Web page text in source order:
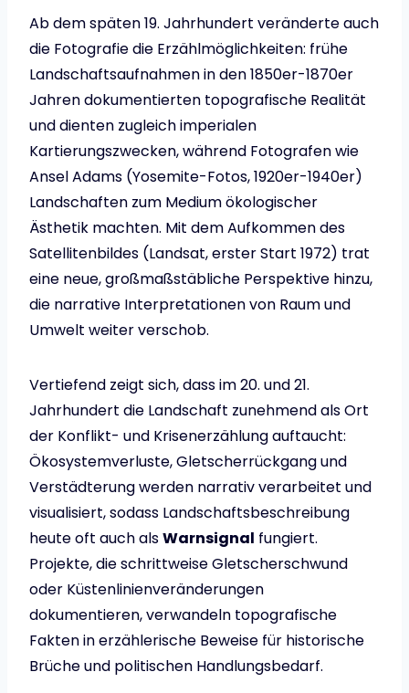
Ab dem späten 19. Jahrhundert veränderte auch
die Fotografie die Erzählmöglichkeiten: frühe
Landschaftsaufnahmen in den 1850er-1870er
Jahren dokumentierten topografische Realität
und dienten zugleich imperialen
Kartierungszwecken, während Fotografen wie
Ansel Adams (Yosemite-Fotos, 1920er-1940er)
Landschaften zum Medium ökologischer
Ästhetik machten. Mit dem Aufkommen des
Satellitenbildes (Landsat, erster Start 1972) trat
eine neue, großmaßstäbliche Perspektive hinzu,
die narrative Interpretationen von Raum und
Umwelt weiter verschob.
Vertiefend zeigt sich, dass im 20. und 21.
Jahrhundert die Landschaft zunehmend als Ort
der Konflikt- und Krisenerzählung auftaucht:
Ökosystemverluste, Gletscherrückgang und
Verstädterung werden narrativ verarbeitet und
visualisiert, sodass Landschaftsbeschreibung
heute oft auch alsWarnsignal fungiert.
Projekte, die schrittweise Gletscherschwund
oder Küstenlinienveränderungen
dokumentieren, verwandeln topografische
Fakten in erzählerische Beweise für historische
Brüche und politischen Handlungsbedarf.